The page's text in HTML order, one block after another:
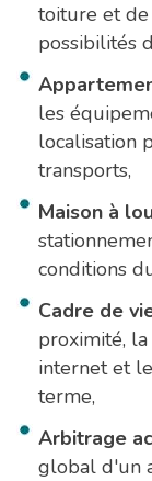
toiture et de
possibilités
les
localisation
transports,
Maison à
conditions
Cadre de
proximité,
internet et
terme,
Arbitrage
global d'un